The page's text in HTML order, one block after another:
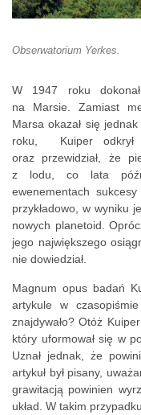
Obserwatorium Yerkes.
W 1947 roku
na Marsie. Zamiast
Marsa okazał się
roku, Kuiper
oraz przewidział, że
z lodu, co lata
ewenementach
przykładowo, w wyniku
nowych planetoid.
jego największego
nie dowiedział.
Magnum opus badań
artykule w
znajdywało? Otóż
który uformował się w
Uznał jednak, że
artykuł był pisany,
grawitacją powinien
układ. W takim